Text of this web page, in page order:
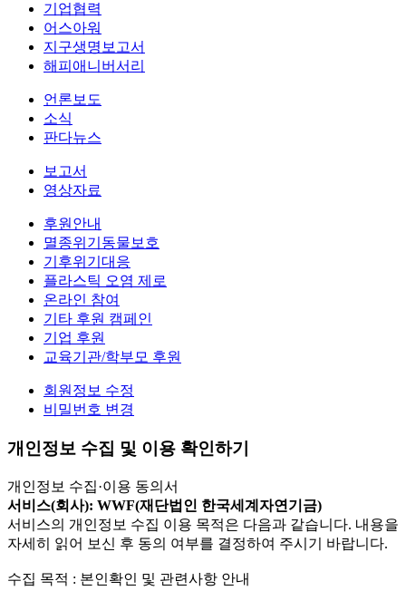
기업협력
어스아워
지구생명보고서
해피애니버서리
언론보도
소식
판다뉴스
보고서
영상자료
후원안내
멸종위기동물보호
기후위기대응
플라스틱 오염 제로
온라인 참여
기타 후원 캠페인
기업 후원
교육기관/학부모 후원
회원정보 수정
비밀번호 변경
개인정보 수집 및 이용 확인하기
개인정보 수집·이용 동의서
서비스(회사): WWF(재단법인 한국세계자연기금)
서비스의 개인정보 수집 이용 목적은 다음과 같습니다. 내용을
자세히 읽어 보신 후 동의 여부를 결정하여 주시기 바랍니다.
수집 목적 : 본인확인 및 관련사항 안내